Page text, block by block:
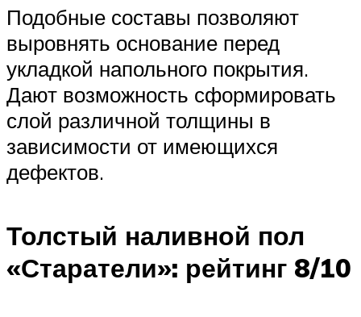
Подобные составы позволяют
выровнять основание перед
укладкой напольного покрытия.
Дают возможность сформировать
слой различной толщины в
зависимости от имеющихся
дефектов.
Толстый наливной пол
«Старатели»: рейтинг 8/10